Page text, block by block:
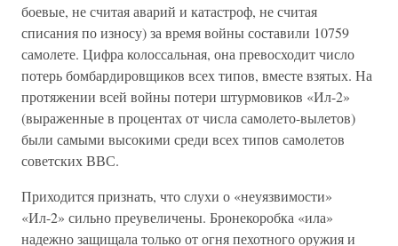
боевые, не считая аварий и катастроф, не считая
списания по износу) за время войны составили 10759
самолете. Цифра колоссальная, она превосходит число
потерь бомбардировщиков всех типов, вместе взятых. На
протяжении всей войны потери штурмовиков «Ил-2»
(выраженные в процентах от числа самолето-вылетов)
были самыми высокими среди всех типов самолетов
советских ВВС.
Приходится признать, что слухи о «неуязвимости»
«Ил-2» сильно преувеличены. Бронекоробка «ила»
надежно защищала только от огня пехотного оружия и